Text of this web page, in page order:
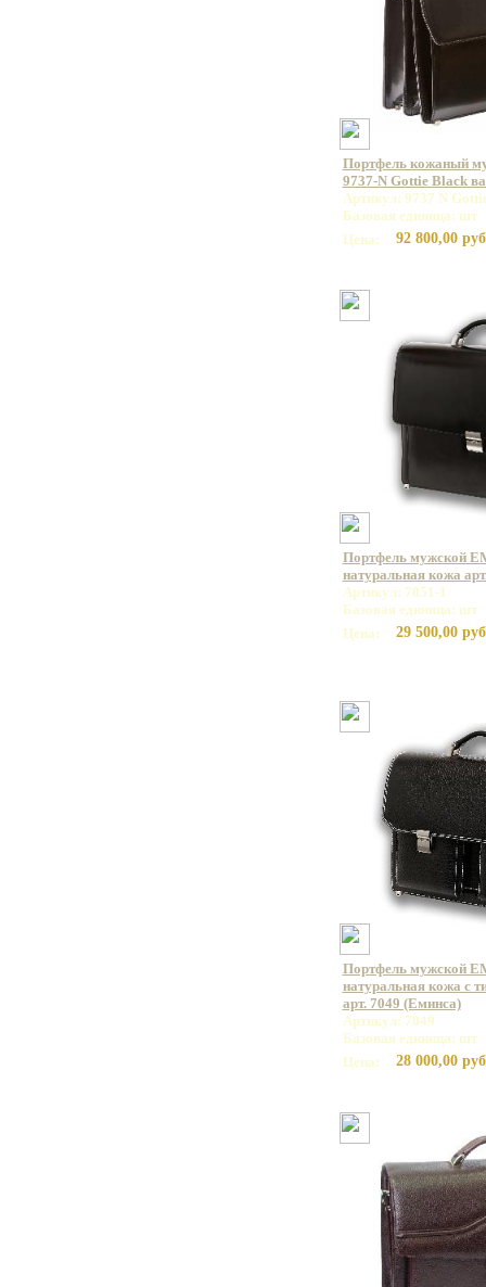
Портфель кожаный
9737-N Gottie Black
Артикул: 9737 N
Базовая единица: шт
Цена:
92 800,00
Портфель мужской
натуральная кожа
Артикул: 7051-1
Базовая единица: шт
Цена:
29 500,00
Портфель мужской
натуральная кожа с
арт. 7049 (Еминса)
Артикул: 7049
Базовая единица: шт
Цена:
28 000,00